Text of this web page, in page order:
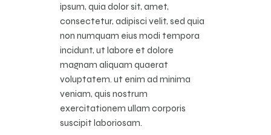
ipsum, quia dolor sit, amet,
consectetur, adipisci velit, sed quia
non numquam eius modi tempora
incidunt, ut labore et dolore
magnam aliquam quaerat
voluptatem. ut enim ad minima
veniam, quis nostrum
exercitationem ullam corporis
suscipit laboriosam.